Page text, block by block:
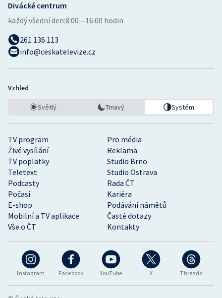
Instagram Facebook YouTube X Threads
TV program
Pro média
Živé vysílání
Reklama
TV poplatky
Studio Brno
Teletext
Studio Ostrava
Podcasty
Rada ČT
Počasí
Kariéra
E-shop
Podávání námětů
Mobilní a TV aplikace
Časté dotazy
Vše o ČT
Kontakty
Divácké centrum
každý všední den:8:00—16:00 hodin
261 136 113
info@ceskatelevize.cz
Vzhled
Světlý Tmavý Systém